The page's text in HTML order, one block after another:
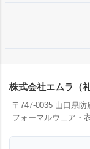
株式会社エムラ（
〒747-0035 山口県
フォーマルウェア・